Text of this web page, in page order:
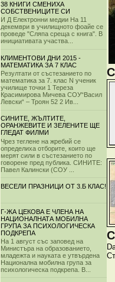
38 КНИГИ СМЕНИХА
СОБСТВЕНИЦИТЕ СИ
И Д Електронни медии На 11
декември в училищното фоайе се
проведе "Сляпа среща с книга". В
инициативата участва...
КЛИМЕНТОВИ ДНИ 2015 -
МАТЕМАТИКА ЗА 7 КЛАС
Резултати от състезанието по
математика за 7. клас N ученик
училище точки 1 Тереза
Красимирова Мичева СОУ“Васил
Левски“ – Троян 52 2 Ив...
СИНИТЕ, ЖЪЛТИТЕ,
ОРАНЖЕВИТЕ И ЗЕЛЕНИТЕ ЩЕ
ГЛЕДАТ ФИЛМИ
Чрез теглене на жребий се
определиха отборите, които ще
мерят сили в състезанието по
говорене пред публика. СИНИТЕ:
Павел Калински (СОУ ...
ВЕСЕЛИ ПРАЗНИЦИ ОТ 3.Б КЛАС!
Г-ЖА ЦЕКОВА Е ЧЛЕНА НА
НАЦИОНАЛНАТА МОБИЛНА
ГРУПА ЗА ПСИХОЛОГИЧЕСКА
ПОДКРЕПА
На 1 август със заповед на
Министъра на образованието,
младежта и науката е утвърдена
Национална мобилна група за
психологическа подкрепа. В...